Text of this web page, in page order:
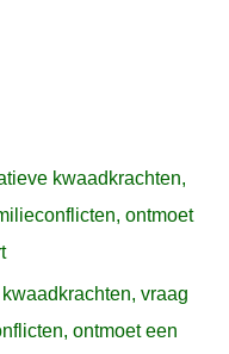
kwaadkrachten,
ontmoet
vraag
ontmoet een